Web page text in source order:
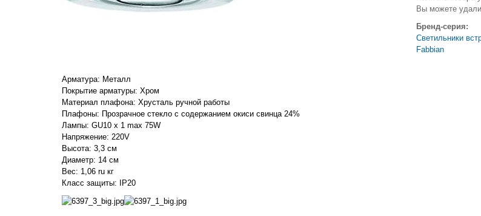
Вы можете
Бренд-серия:
Светильники
Fabbian
Арматура: Металл
Покрытие арматуры: Хром
Материал плафона: Хрусталь ручной работы
Плафоны: Прозрачное стекло с содержанием окиси свинца 24%
Лампы: GU10 x 1 max 75W
Напряжение: 220V
Высота: 3,3 см
Диаметр: 14 см
Вес: 1,06 ru кг
Класс защиты: IP20